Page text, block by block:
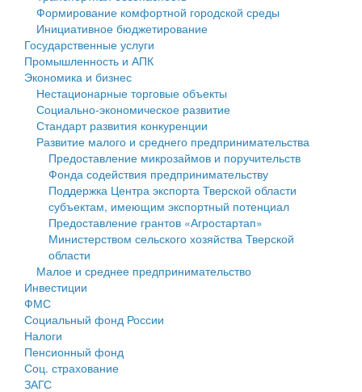
Государственные услуги
Промышленность и АПК
Экономика и бизнес
Символика
Устав
Гостям округа
Туризм
Культура
Образование
Здравоохранение
Социальная защита
Фотоальбом
муниципального округа Тверской области
Администрация Кашинского муниципального округа
Тверской области
Управление сельскими территориями
Открытые данные
Работа с обращениями граждан
Муниципальный контроль
Муниципальные услуги
Проекты административных регламентов
Антимонопольный комплаенс
Противодействие коррупции
Финансовое управление
Бюджет для граждан
Имущество
Выявление правообладателей ранее учтенных
объектов недвижимости
Имущественная поддержка субъектов малого и
среднего предпринимательства
Информационная поддержка субъектов малого и
среднего предпринимательства
Муниципальные программы
Контрольно-счетная палата
Персональные данные
Формирование комфортной городской среды
Инициативное бюджетирование
Государственные услуги
Промышленность и АПК
Экономика и бизнес
Нестационарные торговые объекты
Социально-экономическое развитие
Стандарт развития конкуренции
Развитие малого и среднего предпринимательства
Предоставление микрозаймов и поручительств
Фонда содействия предпринимательству
Поддержка Центра экспорта Тверской области
субъектам, имеющим экспортный потенциал
Предоставление грантов «Агростартап»
Министерством сельского хозяйства Тверской
области
Малое и среднее предпринимательство
Инвестиции
ФМС
Социальный фонд России
Налоги
Пенсионный фонд
Соц. страхование
ЗАГС